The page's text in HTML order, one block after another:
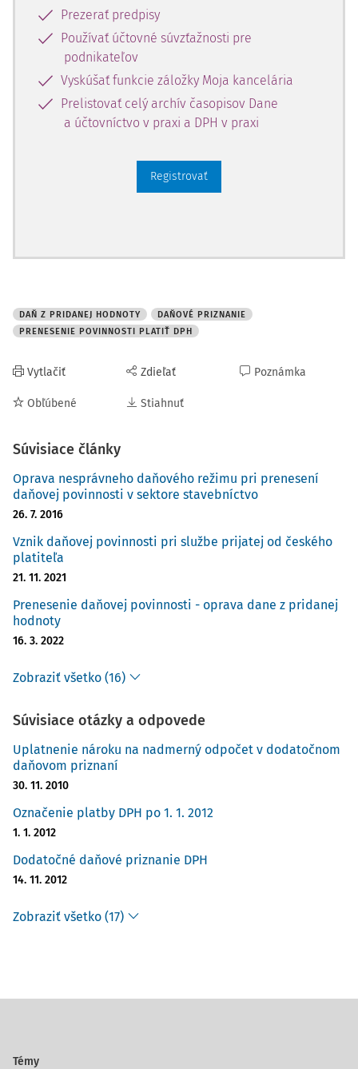
Prezerať predpisy
Používať účtovné súvzťažnosti pre
podnikateľov
Vyskúšať funkcie záložky Moja kancelária
Prelistovať celý archív časopisov Dane
a účtovníctvo v praxi a DPH v praxi
Registrovať
DAŇ Z PRIDANEJ HODNOTY
DAŇOVÉ PRIZNANIE
PRENESENIE POVINNOSTI PLATIŤ DPH
Vytlačiť
Obľúbené
Zdieľať
Stiahnuť
Poznámka
Súvisiace články
Oprava nesprávneho daňového režimu pri prenesení
daňovej povinnosti v sektore stavebníctvo
26. 7. 2016
Vznik daňovej povinnosti pri službe prijatej od českého
platiteľa
21. 11. 2021
Prenesenie daňovej povinnosti - oprava dane z pridanej
hodnoty
16. 3. 2022
Zobraziť všetko (16)
Súvisiace otázky a odpovede
Uplatnenie nároku na nadmerný odpočet v dodatočnom
daňovom priznaní
30. 11. 2010
Označenie platby DPH po 1. 1. 2012
1. 1. 2012
Dodatočné daňové priznanie DPH
14. 11. 2012
Zobraziť všetko (17)
Témy